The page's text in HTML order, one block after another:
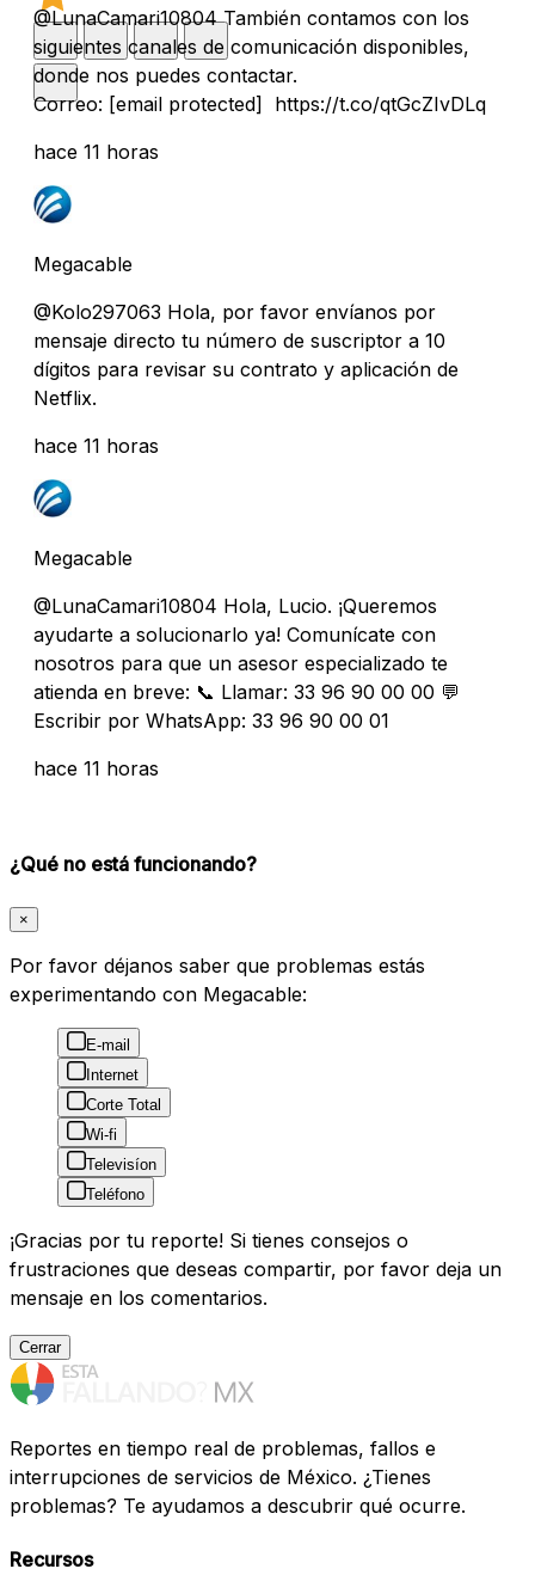
@LunaCamari10804 También contamos con los
siguientes canales de comunicación disponibles,
donde nos puedes contactar.
Correo: [email protected] https://t.co/qtGcZIvDLq
hace 11 horas
Megacable
@Kolo297063 Hola, por favor envíanos por
mensaje directo tu número de suscriptor a 10
dígitos para revisar su contrato y aplicación de
Netflix.
hace 11 horas
Megacable
@LunaCamari10804 Hola, Lucio. ¡Queremos
ayudarte a solucionarlo ya! Comunícate con
nosotros para que un asesor especializado te
atienda en breve: 📞 Llamar: 33 96 90 00 00 💬
Escribir por WhatsApp: 33 96 90 00 01
hace 11 horas
¿Qué no está funcionando?
×
Por favor déjanos saber que problemas estás
experimentando con Megacable:
E-mail
Internet
Corte Total
Wi-fi
Televisíon
Teléfono
¡Gracias por tu reporte! Si tienes consejos o
frustraciones que deseas compartir, por favor deja un
mensaje en los comentarios.
Cerrar
Reportes en tiempo real de problemas, fallos e
interrupciones de servicios de México. ¿Tienes
problemas? Te ayudamos a descubrir qué ocurre.
Recursos